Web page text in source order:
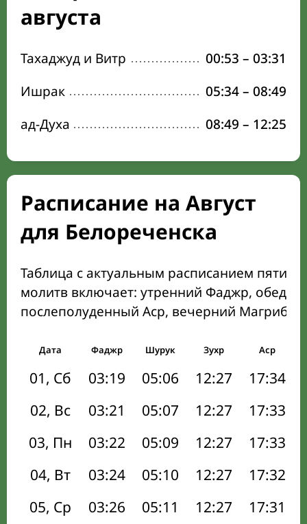
августа
Тахаджуд и Витр 00:53 – 03:31
Ишрак
05:34– 08:49
ад-Духа
08:49 – 12:25
Расписание на Август
для Белореченска
Таблица с актуальным расписанием пяти
молитв включает: утренний Фаджр,
послеполуденный Аср, вечерний Магриб
Дата Фаджр Шурук Зухр Аср
01, Сб 03:19 05:06 12:27 17:34
02, Вс
03:21 05:07 12:27 17:33
03, Пн
03:22 05:09 12:27 17:33
04, Вт
03:24 05:10 12:27 17:32
05, Ср
03:26 05:11 12:27 17:31